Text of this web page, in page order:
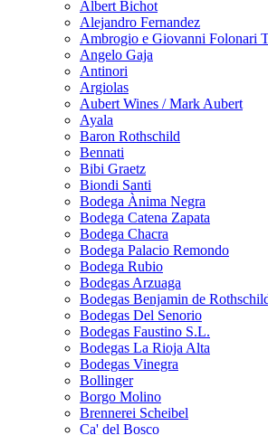
Albert Bichot
Alejandro Fernandez
Ambrogio e Giovanni Folonari
Angelo Gaja
Antinori
Argiolas
Aubert Wines / Mark Aubert
Ayala
Baron Rothschild
Bennati
Bibi Graetz
Biondi Santi
Bodega Ànima Negra
Bodega Catena Zapata
Bodega Chacra
Bodega Palacio Remondo
Bodega Rubio
Bodegas Arzuaga
Bodegas Benjamin de
Bodegas Del Senorio
Bodegas Faustino S.L.
Bodegas La Rioja Alta
Bodegas Vinegra
Bollinger
Borgo Molino
Brennerei Scheibel
Ca' del Bosco